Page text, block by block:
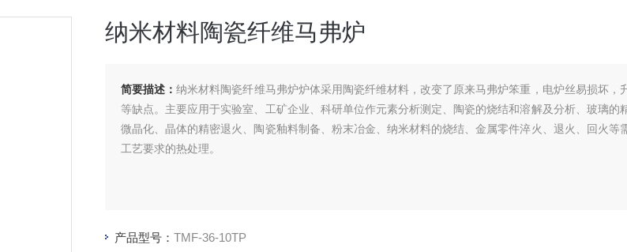
纳米材料陶瓷纤维马弗炉
简要描述：纳米材料陶瓷纤维马弗炉炉体采用陶瓷纤维材料，改变了原来马弗炉笨重，电炉丝易损坏，
等缺点。主要应用于实验室、工矿企业、科研单位作元素分析测定、陶瓷的烧结和溶解及分析、玻璃的
微晶化、晶体的精密退火、陶瓷釉料制备、粉末冶金、纳米材料的烧结、金属零件淬火、退火、回火等
工艺要求的热处理。
产品型号： TMF-36-10TP